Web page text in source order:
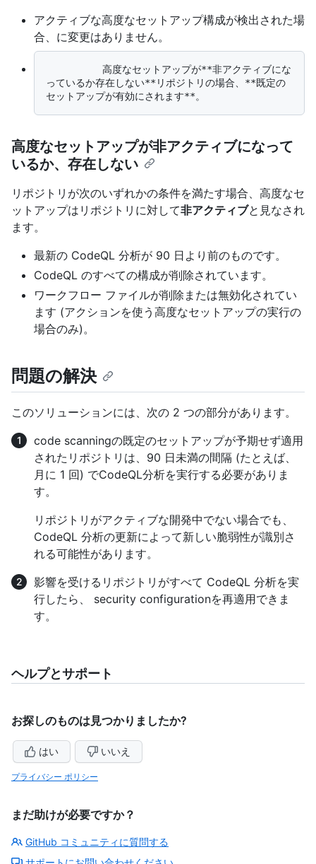
アクティブな高度なセットアップ構成が検出された場
合、 に変更はありません。
っているか存在しない**リポジトリの場合、**既定の
高度なセットアップが非アクティブになって
いるか、存在しない
リポジトリが次のいずれかの条件を満たす場合、高度なセ
ットアップはリポジトリに対して非アクティブと見なされ
ます。
最新の CodeQL 分析が 90 日より前のものです。
CodeQL のすべての構成が削除されています。
ワークフロー ファイルが削除または無効化されてい
ます (アクションを使う高度なセットアップの実行の
場合のみ)。
問題の解決
このソリューションには、次の 2 つの部分があります。
code scanningの既定のセットアップが予期せず適用
されたリポジトリは、90 日未満の間隔 (たとえば、
月に 1 回) でCodeQL分析を実行する必要がありま
す。
リポジトリがアクティブな開発中でない場合でも、
CodeQL 分析の更新によって新しい脆弱性が識別さ
れる可能性があります。
影響を受けるリポジトリがすべて CodeQL 分析を実
行したら、 security configurationを再適用できま
す。
ヘルプとサポート
お探しのものは見つかりましたか?
はい いいえ
プライバシー ポリシー
まだ助けが必要ですか？
GitHub コミュニティに質問する